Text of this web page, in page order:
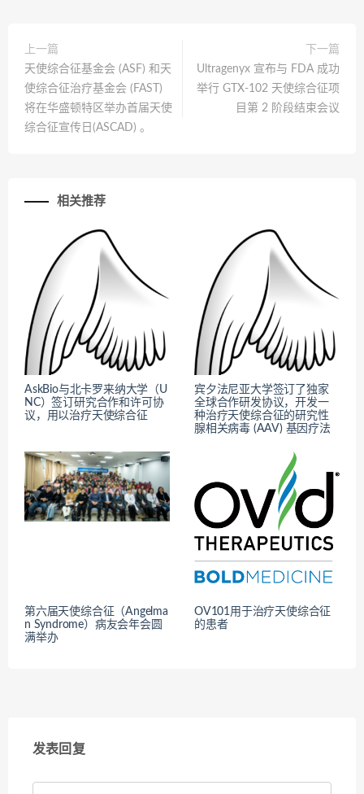
上一篇
天使综合征基金会 (ASF) 和天
使综合征治疗基金会 (FAST)
将在华盛顿特区举办首届天使
综合征宣传日(ASCAD) 。
下一篇
Ultragenyx 宣布与 FDA 成功
举行 GTX-102 天使综合征项
目第 2 阶段结束会议
相关推荐
AskBio与北卡罗来纳大学（U
NC）签订研究合作和许可协
议，用以治疗天使综合征
宾夕法尼亚大学签订了独家
全球合作研发协议，开发一
种治疗天使综合征的研究性
腺相关病毒 (AAV) 基因疗法
第六届天使综合征（Angelma
n Syndrome）病友会年会圆
满举办
OV101用于治疗天使综合征
的患者
发表回复